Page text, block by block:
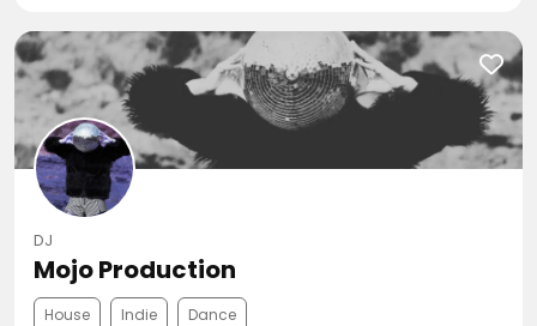
DJ
Mojo Production
House Indie Dance